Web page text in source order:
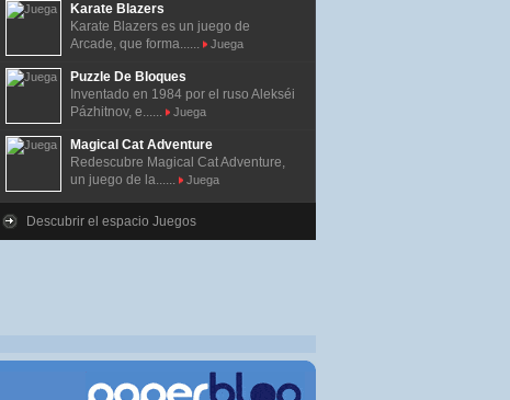
Karate Blazers
Karate Blazers es un juego de
Arcade, que forma......
Juega
Puzzle De Bloques
Inventado en 1984 por el ruso Alekséi
Pázhitnov, e......
Juega
Magical Cat Adventure
Redescubre Magical Cat Adventure,
un juego de la......
Juega
Descubrir el espacio Juegos